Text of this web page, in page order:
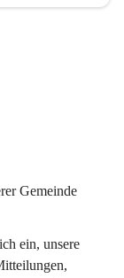
Gemeinde
ein, unsere